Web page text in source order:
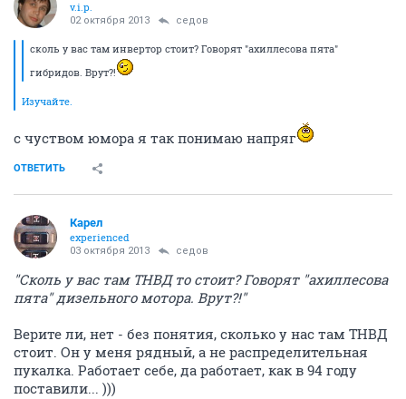
v.i.p.
02 октября 2013 седов
сколь у вас там инвертор стоит? Говорят "ахиллесова пята"
гибридов. Врут?!
Изучайте.
с чуством юмора я так понимаю напряг
ОТВЕТИТЬ
Карел
experienced
03 октября 2013 седов
"Сколь у вас там ТНВД то стоит? Говорят "ахиллесова
пята" дизельного мотора. Врут?!"
Верите ли, нет - без понятия, сколько у нас там ТНВД
стоит. Он у меня рядный, а не распределительная
пукалка. Работает себе, да работает, как в 94 году
поставили... )))